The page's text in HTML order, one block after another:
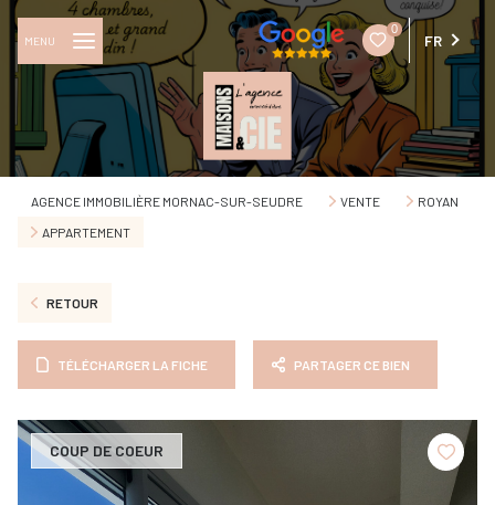
0
FR
MENU
AGENCE IMMOBILIÈRE MORNAC-SUR-SEUDRE VENTE
ROYAN
APPARTEMENT
RETOUR
TÉLÉCHARGER LA FICHE PARTAGER CE BIEN
COUP DE COEUR